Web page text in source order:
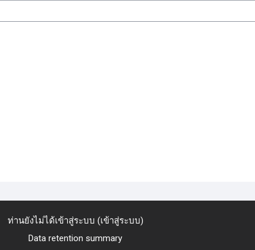
ท่านยังไม่ได้เข้าสู่ระบบ (เข้าสู่ระบบ)
Data retention summary